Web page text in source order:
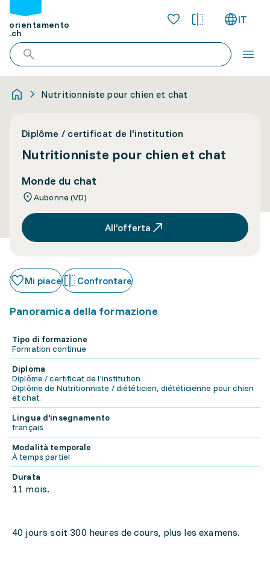
orientamento
.ch
IT
Nutritionniste pour chien et chat
Diplôme / certificat de l'institution
Nutritionniste pour chien et chat
Monde du chat
Aubonne (VD)
All’offerta
Mi piace Confrontare
Panoramica della formazione
Tipo di formazione
Formation continue
Diploma
Diplôme / certificat de l'institution
Diplôme de Nutritionniste / diététicien, diététicienne pour chien
et chat.
Lingua d'insegnamento
français
Modalità temporale
À temps partiel
Durata
11 mois.
40 jours soit 300 heures de cours, plus les examens.